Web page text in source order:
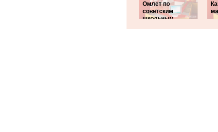
Омлет по
советским
школьным